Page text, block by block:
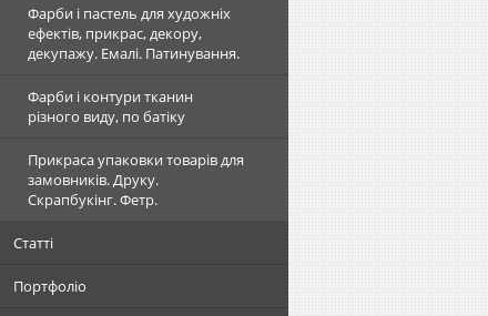
Фарби і пастель для художніх
ефектів, прикрас, декору,
декупажу. Емалі. Патинування.
Фарби і контури тканин
різного виду, по батіку
Прикраса упаковки товарів для
замовників. Друку.
Скрапбукінг. Фетр.
Статті
Портфоліо